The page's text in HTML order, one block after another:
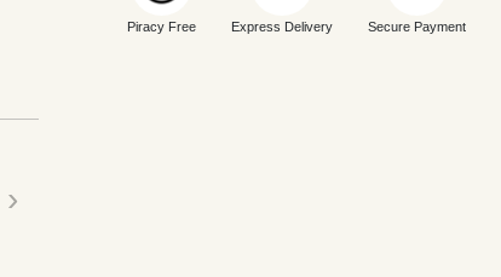
›
Piracy Free Express Delivery Secure Payment